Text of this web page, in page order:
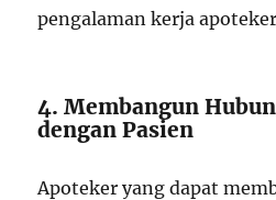
pengalaman kerja
4. Membangun
dengan Pasien
Apoteker yang dapat